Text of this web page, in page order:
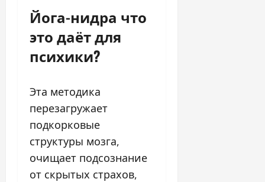
Йога-нидра что
это даёт для
психики?
Эта методика
перезагружает
подкорковые
структуры мозга,
очищает подсознание
от скрытых страхов,